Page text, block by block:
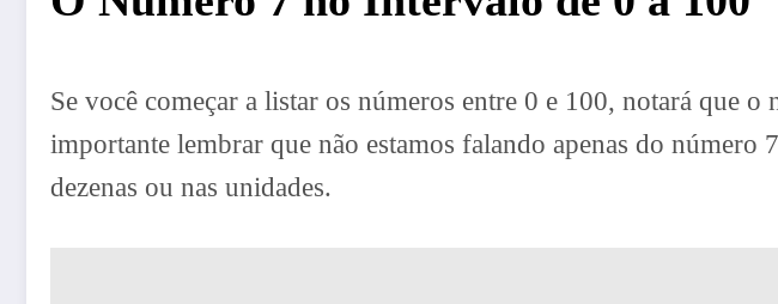
Se você começar a listar os números entre 0 e 100, notará que
importante lembrar que não estamos falando apenas do número
dezenas ou nas unidades.